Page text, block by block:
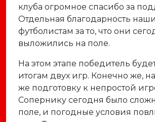
клуба огромное спасибо за
Отдельная благодарность
футболистам за то, что они
выложились на поле.
На этом этапе победитель
итогам двух игр. Конечно же,
же подготовку к непростой
Сопернику сегодня было
поле, и погодные условия